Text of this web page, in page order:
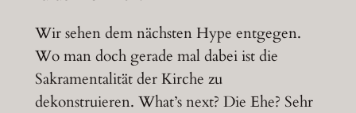
Wir sehen dem nächsten Hype entgegen.
Wo man doch gerade mal dabei ist die
Sakramentalität der Kirche zu
dekonstruieren. What’s next? Die Ehe? Sehr